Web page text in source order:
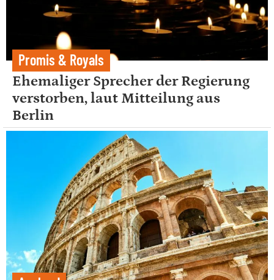
Promis & Royals
Ehemaliger Sprecher der Regierung
verstorben, laut Mitteilung aus
Berlin